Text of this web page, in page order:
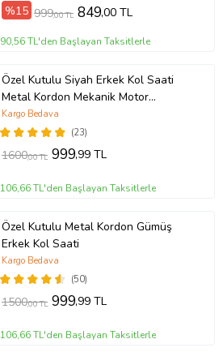
%15 999,00 TL 849,00 TL
90,56 TL'den Başlayan Taksitlerle
Özel Kutulu Siyah Erkek Kol Saati
Metal Kordon Mekanik Motor
Garantili Hediye Kart Notu İle
Gönderilir
(23)
Kargo Bedava
1600,00 TL 999,99 TL
106,66 TL'den Başlayan Taksitlerle
Özel Kutulu Metal Kordon Gümüş
Erkek Kol Saati
(50)
Kargo Bedava
1500,00 TL 999,99 TL
106,66 TL'den Başlayan Taksitlerle